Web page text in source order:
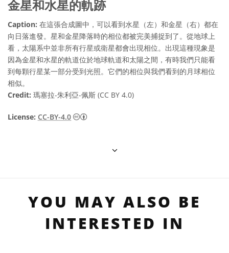
金星和水星的軌跡
Caption: 在這張合成圖中，可以看到水星（左）和金星（右）都在
向日落進發。星和金星降落時的相位都被完美捕捉到了。從地球上
看，太陽系中並非所有行星或衛星都會出現相位。出現這種現象是
因為金星和水星的軌道位於地球軌道和太陽之間，有時我們只能看
到每顆行星某一部分受到光照。它們的相位與我們看到的月球相位
相似。
Credit: 瑪塞拉-朱利亞-佩斯 (CC BY 4.0)
License: CC-BY-4.0 Creative Commons 姓名標示 4.0 國際 (CC
YOU MAY ALSO BE
INTERESTED IN